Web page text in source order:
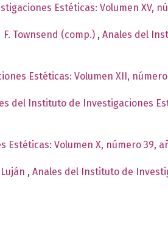
Estéticas: Volumen XV,
Townsend (comp.) , Anales del
Estéticas: Volumen XII, número
del Instituto de Investigaciones
Volumen X, número 39,
, Anales del Instituto de